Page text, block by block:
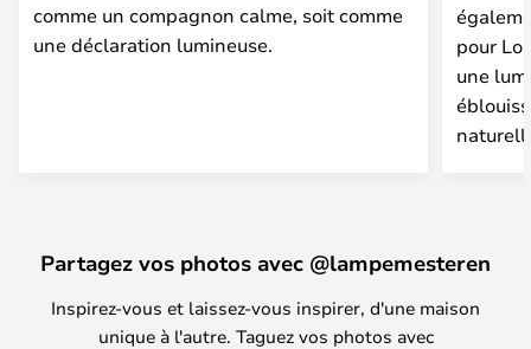
comme un compagnon calme, soit comme
une déclaration lumineuse.
pour
une
Partagez vos photos avec @lampemesteren
Inspirez-vous et laissez-vous inspirer, d'une maison
unique à l'autre. Taguez vos photos avec